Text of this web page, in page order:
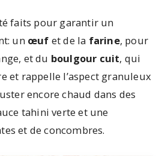
faits pour garantir un
un œuf et de la farine, pour
et du boulgour cuit, qui
et rappelle l’aspect granuleux
encore chaud dans des
tahini verte et une
et de concombres.